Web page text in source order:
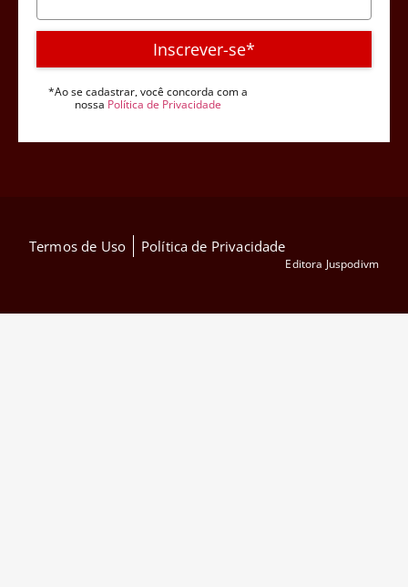
Inscrever-se*
*Ao se cadastrar, você concorda com a
nossa Política de Privacidade
Termos de Uso Política de Privacidade
Editora Juspodivm